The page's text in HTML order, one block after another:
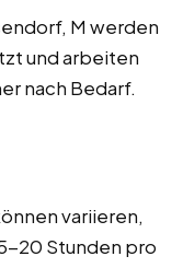
M werden
und arbeiten
nach Bedarf.
variieren,
20 Stunden pro